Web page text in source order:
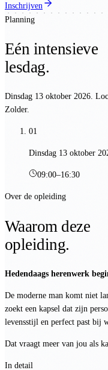
Inschrijven
Planning
Eén intensieve
lesdag.
Dinsdag 13 oktober 2026.
Zolder.
01
Dinsdag 13 oktober
09:00–16:30
Over de opleiding
Waarom deze
opleiding.
Hedendaags herenwerk
De moderne man komt niet
zoekt een kapsel dat zijn
levensstijl en perfect past bij
Dat vraagt meer van jou als
In detail